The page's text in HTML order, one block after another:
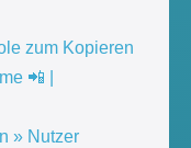
zum Kopieren
📲 |
» Nutzer